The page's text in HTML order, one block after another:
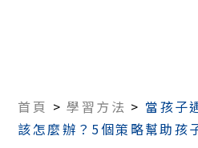
首頁 >學習方法 > 當孩子
該怎麼辦？5個策略幫助孩